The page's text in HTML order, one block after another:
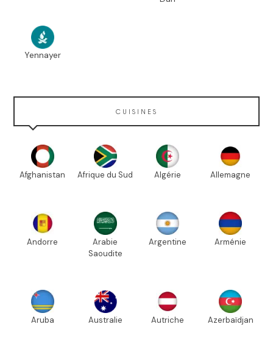
Yennayer
CUISINES
Afghanistan Afrique du Sud Algérie Allemagne
Andorre
Arabie
Saoudite
Argentine Arménie
Aruba Australie Autriche Azerbaïdjan